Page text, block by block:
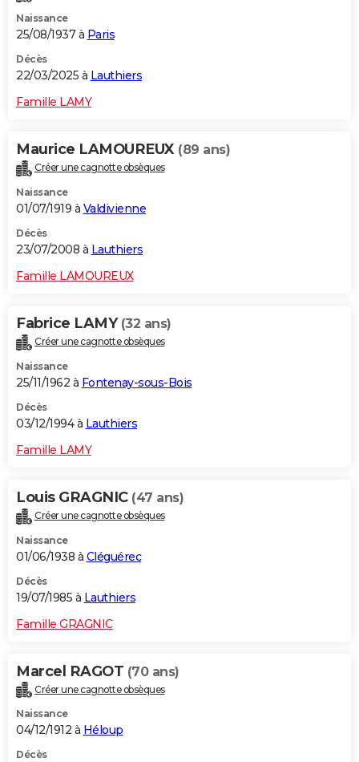
Destinations
City break
Voyage nature
Voyage de noces
Forum
Climat
+PHOTO
GUIDES D'ACHAT
Carte de Noël
Carte Bonne année
Carte Saint-Valentin
Carte Pâques
Carte d'anniversaire
DICTIONNAIRE
Dictionnaire
Biographies
Citations
Expressions
Proverbes
PROGRAMME TV
S'inscrire
Se connecter
Lycées
Collèges
Primaires
Universités
Entreprises
Service militaire
Avis de recherche
AVIS DE DÉCÈS
FORUM
Bricolage
Lifestyle
Culture
Auto
Television
Voyage
Cinema
Naissance
25/08/1937 à Paris
Décès
22/03/2025 à Lauthiers
Famille LAMY
Maurice LAMOUREUX (89 ans)
Créer une cagnotte obsèques
Naissance
01/07/1919 à Valdivienne
Décès
23/07/2008 à Lauthiers
Famille LAMOUREUX
Fabrice LAMY (32 ans)
Créer une cagnotte obsèques
Naissance
25/11/1962 à Fontenay-sous-Bois
Décès
03/12/1994 à Lauthiers
Famille LAMY
Louis GRAGNIC (47 ans)
Créer une cagnotte obsèques
Naissance
01/06/1938 à Cléguérec
Décès
19/07/1985 à Lauthiers
Famille GRAGNIC
Marcel RAGOT (70 ans)
Créer une cagnotte obsèques
Naissance
04/12/1912 à Héloup
Décès